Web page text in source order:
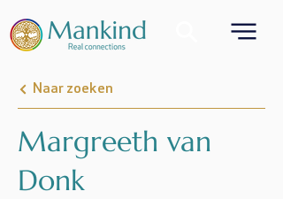
Naar zoeken
Margreeth van
Donk